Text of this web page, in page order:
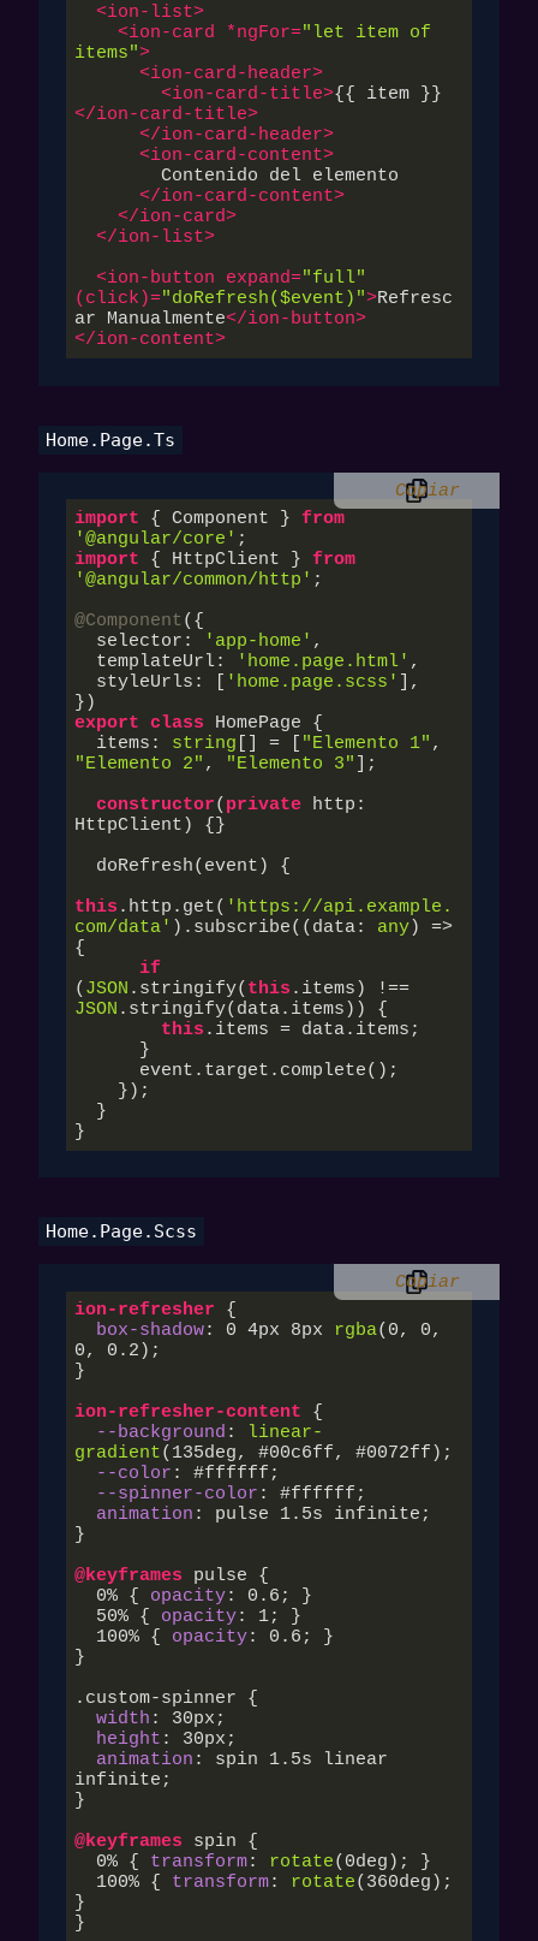
<ion-list>
<ion-card *ngFor="let item of
items">
<ion-card-header>
<ion-card-title>{{ item }}
</ion-card-title>
</ion-card-header>
<ion-card-content>
        Contenido del elemento
</ion-card-content>
</ion-card>
</ion-list>
<ion-button expand="full"
( click )="doRefresh($event)">Refresc
ar Manualmente</ion-button>
</ion-content>
Home.page.ts
Copiar
import { Component } from
'@angular/core'
import { HttpClient } from
'@angular/common/http' ;
@Component({
  selector:
'app-home' ,
  templateUrl:
'home.page.html' ,
  styleUrls: [
'home.page.scss'
],
export
class HomePage {
  items:
string [] = [ "Elemento 1"
"Elemento 2" , "Elemento 3"
];
constructor( private http:
HttpClient ) {}
this .http.get( 'https://api.example.
com/data' ).subscribe( ( data: any) =>
{
if
( JSON .stringify( this
JSON .stringify(data.items)) {
this .items = data.items;
}
Home.page.scss
Copiar
ion-refresher {
box-shadow: 0 4px 8px rgba( 0, 0
0, 0.2 );
}
ion-refresher-content {
--background :
linear-
gradient( 135deg, #00c6ff, #0072ff);
--color : #ffffff ;
--spinner-color : #ffffff ;
animation : pulse 1.5s infinite;
}
@keyframes pulse {
  0% {
opacity: 0.6 ; }
  50% {
opacity: 1; }
  100% {
opacity: 0.6 ; }
}
.custom-spinner {
width : 30px ;
height : 30px ;
animation : spin 1.5s linear
infinite;
}
@keyframes spin {
  0% {
transform: rotate( 0deg ); }
  100% {
transform: rotate( 360deg );
}
}